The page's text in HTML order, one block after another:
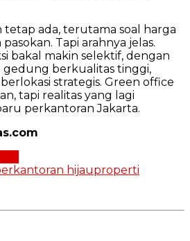
tetap ada, terutama soal harga
Tapi arahnya jelas.
bakal makin selektif, dengan
berkualitas tinggi,
strategis. Green office
tapi realitas yang lagi
perkantoran Jakarta.
hijauproperti